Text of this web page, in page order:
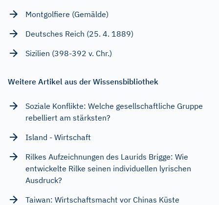
Montgolfiere (Gemälde)
Deutsches Reich (25. 4. 1889)
Sizilien (398-392 v. Chr.)
Weitere Artikel aus der Wissensbibliothek
Soziale Konflikte: Welche gesellschaftliche Gruppe
rebelliert am stärksten?
Island - Wirtschaft
Rilkes Aufzeichnungen des Laurids Brigge: Wie
entwickelte Rilke seinen individuellen lyrischen
Ausdruck?
Taiwan: Wirtschaftsmacht vor Chinas Küste